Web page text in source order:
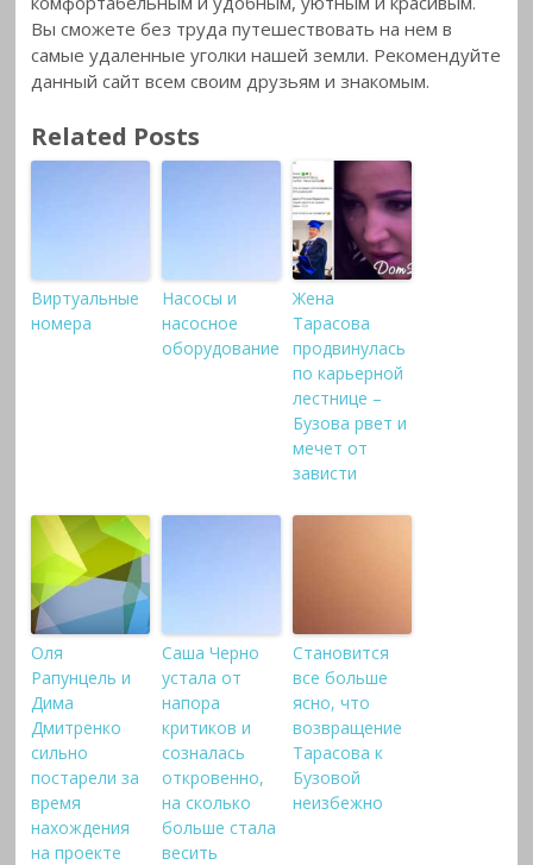
Вы сможете без труда путешествовать на нем в
самые удаленные уголки нашей земли. Рекомендуйте
данный сайт всем своим друзьям и знакомым.
Related Posts
Виртуальные
номера
Насосы и
насосное
оборудование
Жена
Тарасова
продвинулась
по карьерной
лестнице –
Бузова рвет и
мечет от
зависти
Оля
Рапунцель и
Дима
Дмитренко
сильно
постарели за
время
нахождения
на проекте
Саша Черно
устала от
напора
критиков и
созналась
откровенно,
на сколько
больше стала
весить
Становится
все больше
ясно, что
возвращение
Тарасова к
Бузовой
неизбежно